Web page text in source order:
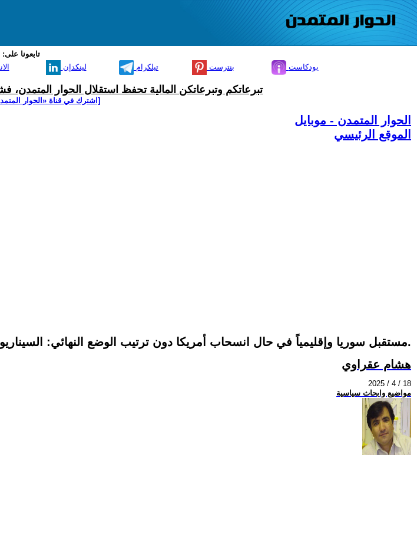
تابعونا على:
لينكدإن تيلكرام بنترست بودكاست
تبرعاتكم وتبرعاتكن المالية تحفظ استقلال الحوار المتمدن،
[اشترك في قناة ‫«الحوار
الحوار المتمدن - موبايل
الموقع الرئيسي
مستقبل سوريا وإقليمياً في حال انسحاب أمريكا دون ترتيب الوضع النهائي: السيناريوهات المحتملة.
هشام عقراوي
2025 / 4 / 18
مواضيع وابحاث سياسية